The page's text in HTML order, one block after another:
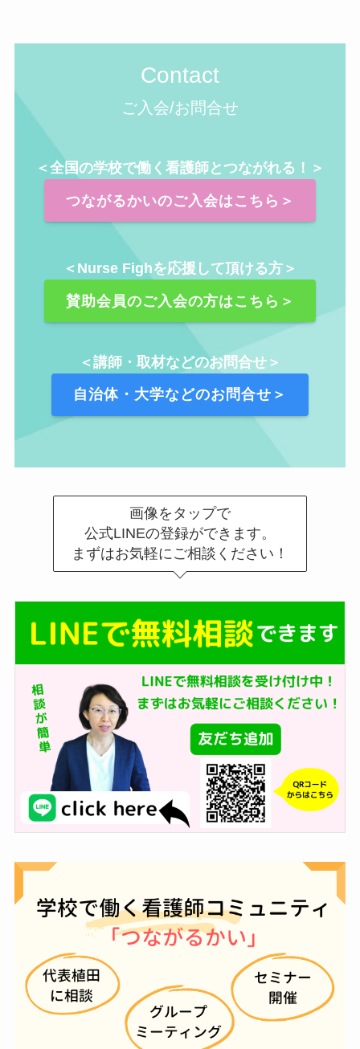
Contact
ご入会/お問合せ
＜全国の学校で働く看護師とつながれる！＞
つながるかいのご入会はこちら＞
＜Nurse Fighを応援して頂ける方＞
賛助会員のご入会の方はこちら＞
＜講師・取材などのお問合せ＞
自治体・大学などのお問合せ＞
画像をタップで
公式LINEの登録ができます。
まずはお気軽にご相談ください！